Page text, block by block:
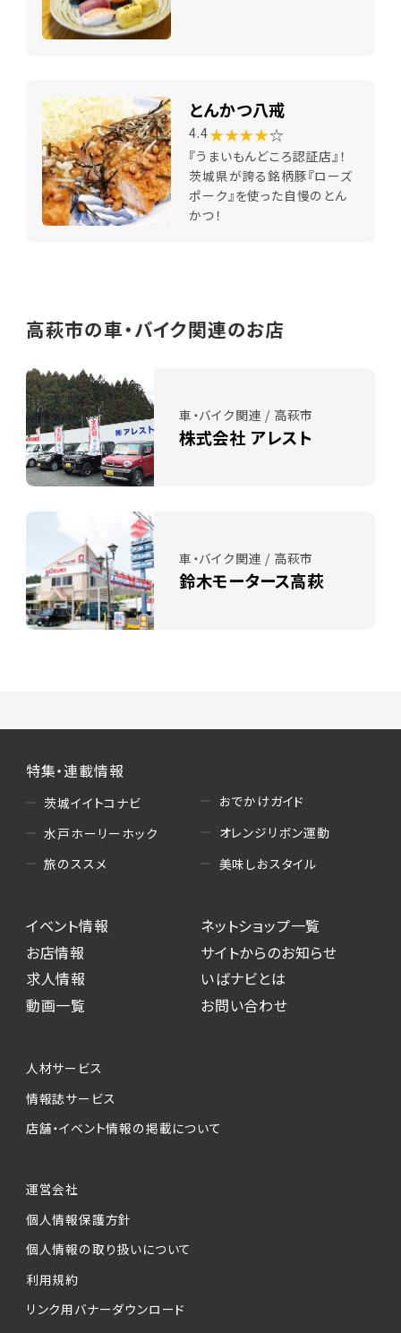
とんかつ八戒
4.4★★★★☆
『うまいもんどころ認証店』！
茨城県が誇る銘柄豚『ローズ
ポーク』を使った自慢のとん
かつ！
高萩市の車・バイク関連のお店
車・バイク関連 / 高萩市
株式会社 アレスト
車・バイク関連 / 高萩市
鈴木モータース高萩
特集・連載情報
茨城イイトコナビ
水戸ホーリーホック
旅のススメ
おでかけガイド
オレンジリボン運動
美味しおスタイル
イベント情報
お店情報
求人情報
動画一覧
ネットショップ一覧
サイトからのお知らせ
いばナビとは
お問い合わせ
人材サービス
情報誌サービス
店舗・イベント情報の掲載について
運営会社
個人情報保護方針
個人情報の取り扱いについて
利用規約
リンク用バナーダウンロード